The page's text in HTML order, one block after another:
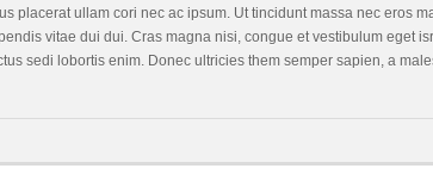
placerat ullam cori nec ac ipsum. Ut tincidunt massa nec eros
vitae dui dui. Cras magna nisi, congue et vestibulum eget
sedi lobortis enim. Donec ultricies them semper sapien, a